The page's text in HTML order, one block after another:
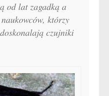
od lat zagadką a
którzy
czujniki